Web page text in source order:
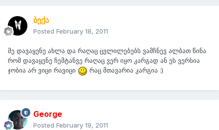
ბექა
Posted February 18, 2011
მე დავაყენე ახლა და რაღაც ცვლილებებს ვამჩნევ ალბათ წინა
რომ დავაყენე ჩემტანვე რაღაც ვერ იყო კარგად ან ეს ვერსია
ჯობია არ ვიცი რავიცი
რაც მთავარია კარგია :)
George
Posted February 19, 2011